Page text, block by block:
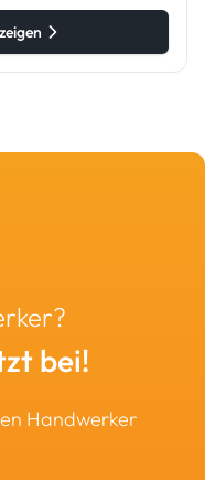
bei!
Handwerker